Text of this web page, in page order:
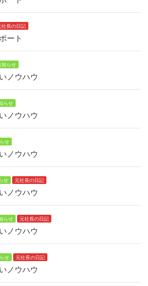
社長の日記
ート
知らせ
ノウハウ
らせ
ノウハウ
せ
ノウハウ
せ 元社長の日記
ノウハウ
らせ 元社長の日記
ノウハウ
せ 元社長の日記
ノウハウ